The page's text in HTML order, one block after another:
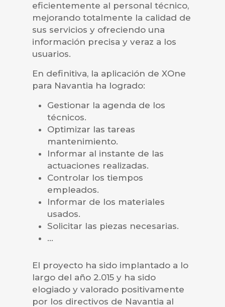
eficientemente al personal técnico,
mejorando totalmente la calidad de
sus servicios y ofreciendo una
información precisa y veraz a los
usuarios.
En definitiva, la aplicación de XOne
para Navantia ha logrado:
Gestionar la agenda de los
técnicos.
Optimizar las tareas
mantenimiento.
Informar al instante de las
actuaciones realizadas.
Controlar los tiempos
empleados.
Informar de los materiales
usados.
Solicitar las piezas necesarias.
…
El proyecto ha sido implantado a lo
largo del año 2.015 y ha sido
elogiado y valorado positivamente
por los directivos de Navantia al